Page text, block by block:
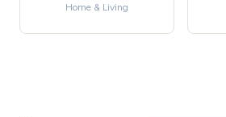
Home & Living